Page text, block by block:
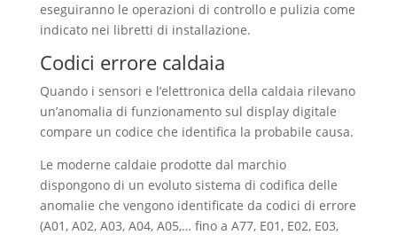
eseguiranno le operazioni di controllo e pulizia come
indicato nei libretti di installazione.
Codici errore caldaia
Quando i sensori e l’elettronica della caldaia rilevano
un’anomalia di funzionamento sul display digitale
compare un codice che identifica la probabile causa.
Le moderne caldaie prodotte dal marchio
dispongono di un evoluto sistema di codifica delle
anomalie che vengono identificate da codici di errore
(A01, A02, A03, A04, A05,… fino a A77, E01, E02, E03,